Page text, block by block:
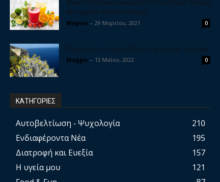
& ενέργεια. Εύκολη συνταγή
Megeia - 29 Μαρτίου, 2021 0
Ελίχρυσος, το ισχυρό βότανο της αιώνιας νεότητας
Maggie - 13 Μαΐου, 2022 0
ΚΑΤΗΓΟΡΙΕΣ
Αυτοβελτίωση - Ψυχολογία
210
Ενδιαφέροντα Νέα
195
Διατροφή και Ευεξία
157
Η υγεία μου
121